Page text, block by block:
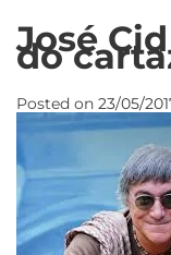
José
do
Posted on 23/05/